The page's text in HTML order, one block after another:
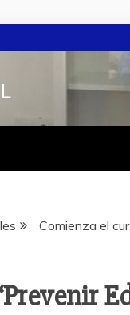
Comienza el